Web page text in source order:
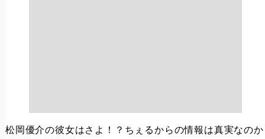
松岡優介の彼女はさよ！？ちぇるからの情報は真実なの